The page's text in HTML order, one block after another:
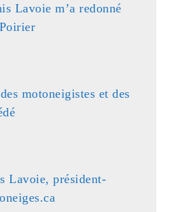
Lavoie m’a redonné
motoneigistes et des
Lavoie, président-